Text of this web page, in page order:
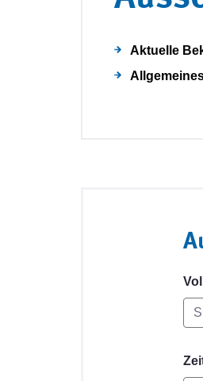
Aktuelle